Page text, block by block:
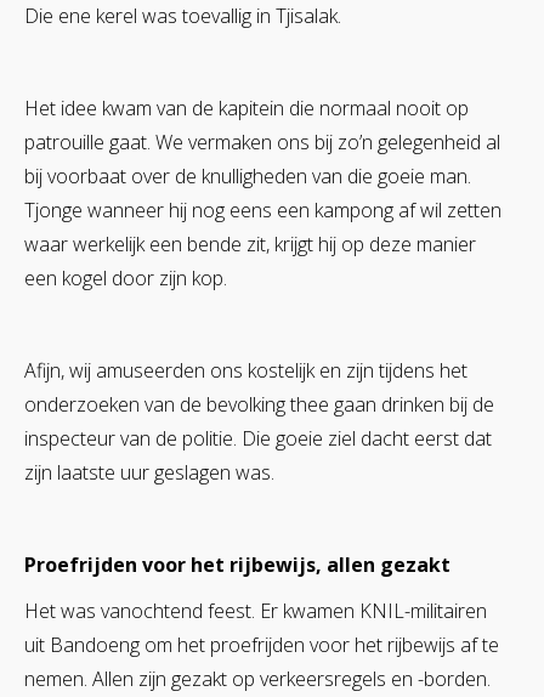
Die ene kerel was toevallig in Tjisalak.
Het idee kwam van de kapitein die normaal nooit op
patrouille gaat. We vermaken ons bij zo’n gelegenheid al
bij voorbaat over de knulligheden van die goeie man.
Tjonge wanneer hij nog eens een kampong af wil zetten
waar werkelijk een bende zit, krijgt hij op deze manier
een kogel door zijn kop.
Afijn, wij amuseerden ons kostelijk en zijn tijdens het
onderzoeken van de bevolking thee gaan drinken bij de
inspecteur van de politie. Die goeie ziel dacht eerst dat
zijn laatste uur geslagen was.
Proefrijden voor het rijbewijs, allen gezakt
Het was vanochtend feest. Er kwamen KNIL-militairen
uit Bandoeng om het proefrijden voor het rijbewijs af te
nemen. Allen zijn gezakt op verkeersregels en -borden.